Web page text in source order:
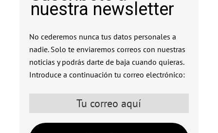
nuestra newsletter
No cederemos nunca tus datos personales a
nadie. Solo te enviaremos correos con nuestras
noticias y podrás darte de baja cuando quieras.
Introduce a continuación tu correo electrónico: